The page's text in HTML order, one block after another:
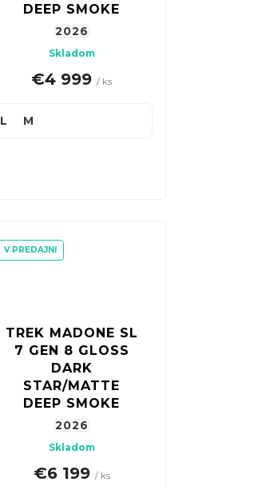
DEEP SMOKE
2026
Skladom
€4 999/ ks
L M
V PREDAJNI
TREK MADONE SL
7 GEN 8 GLOSS
DARK
STAR/MATTE
DEEP SMOKE
2026
Skladom
€6 199 / ks